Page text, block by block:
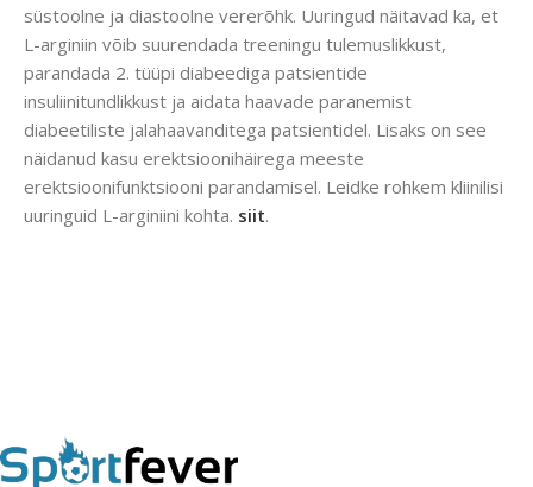
süstoolne ja diastoolne vererõhk. Uuringud näitavad ka, et
L-arginiin võib suurendada treeningu tulemuslikkust,
parandada 2. tüüpi diabeediga patsientide
insuliinitundlikkust ja aidata haavade paranemist
diabeetiliste jalahaavanditega patsientidel. Lisaks on see
näidanud kasu erektsioonihäirega meeste
erektsioonifunktsiooni parandamisel. Leidke rohkem kliinilisi
uuringuid L-arginiini kohta. siit.